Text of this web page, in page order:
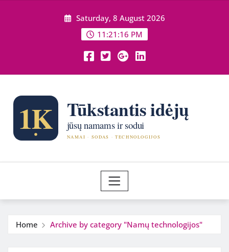
Saturday, 8 August 2026
11:21:18 PM
Home Archive by category "Namų technologijos"